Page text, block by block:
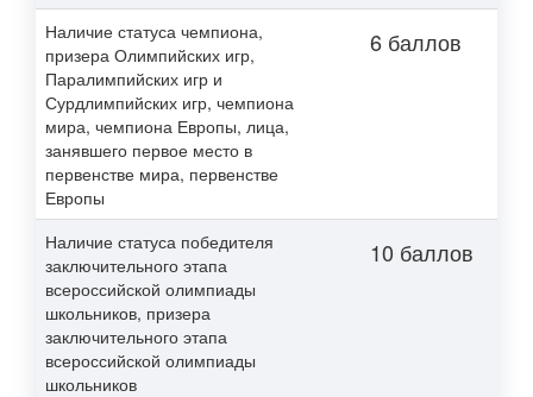
Наличие статуса чемпиона,
призера Олимпийских игр,
Паралимпийских игр и
Сурдлимпийских игр, чемпиона
мира, чемпиона Европы, лица,
занявшего первое место в
первенстве мира, первенстве
Европы
6 баллов
Наличие статуса победителя
заключительного этапа
всероссийской олимпиады
школьников, призера
заключительного этапа
всероссийской олимпиады
школьников
10 баллов